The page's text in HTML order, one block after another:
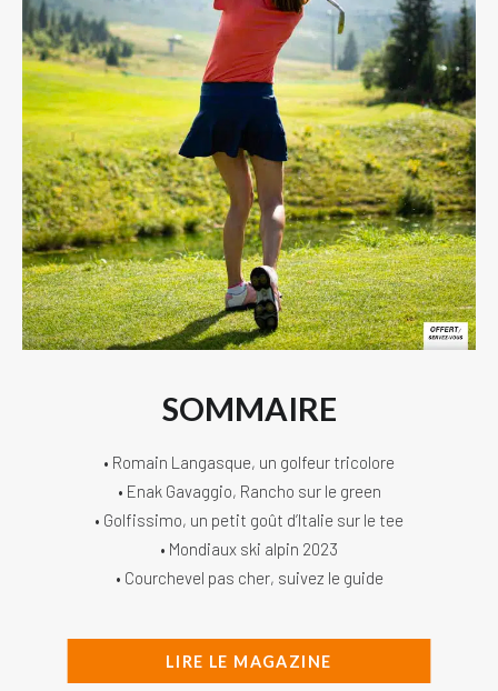
SOMMAIRE
• Romain Langasque, un golfeur tricolore
• Enak Gavaggio, Rancho sur le green
• Golfissimo, un petit goût d’Italie sur le tee
• Mondiaux ski alpin 2023
• Courchevel pas cher, suivez le guide
LIRE LE MAGAZINE